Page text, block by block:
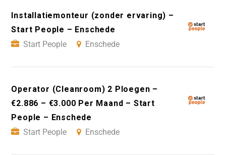
Installatiemonteur (zonder ervaring) –
Start People – Enschede
Start People
Enschede
Operator (Cleanroom) 2 Ploegen –
€2.886 – €3.000 Per Maand – Start
People – Enschede
Start People
Enschede